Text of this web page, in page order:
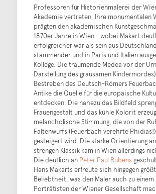
Professoren für Historienmalerei der
Akademie vertreten. Ihre monumentalen
prägten den akademischen
1870er Jahre in Wien - wobei Makart
erfolgreicher war als sein aus Deutschland
stammender und in Paris und Italien
Kollege. Die träumende Medea vor der
Darstellung des grausamen
Bestreben des Deutsch-Römers
Antike die Quelle für die europäische
entdecken. Die nahezu das Bildfeld
Frauengestalt und das kühle Kolorit
melancholische Stimmung, die von der
Faltenwurfs (Feuerbach verehrte
gesteigert wird. Die starke Orientierung
strengen Klassik kam in Wien allerdings
Die deutlich an Peter Paul Rubens
Hans Makarts erfreute sich hingegen
Beliebtheit, was den Maler auch zu einem
Porträtisten der Wiener Gesellschaft